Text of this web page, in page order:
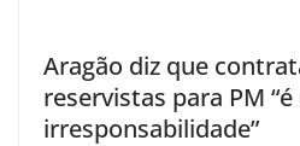
Aragão diz que
reservistas para PM
irresponsabilidade”